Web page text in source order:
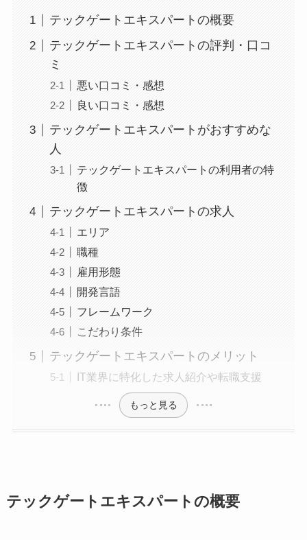
テックゲートエキスパートの概要
テックゲートエキスパートの評判・口コ
ミ
悪い口コミ・感想
良い口コミ・感想
テックゲートエキスパートがおすすめな
人
テックゲートエキスパートの利用者の特
徴
テックゲートエキスパートの求人
エリア
職種
雇用形態
開発言語
フレームワーク
こだわり条件
テックゲートエキスパートのメリット
IT業界に特化した求人紹介や転職支援
もっと見る
テックゲートエキスパートの概要